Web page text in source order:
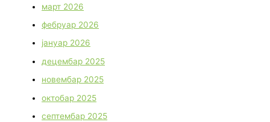
март 2026
фебруар 2026
јануар 2026
децембар 2025
новембар 2025
октобар 2025
септембар 2025